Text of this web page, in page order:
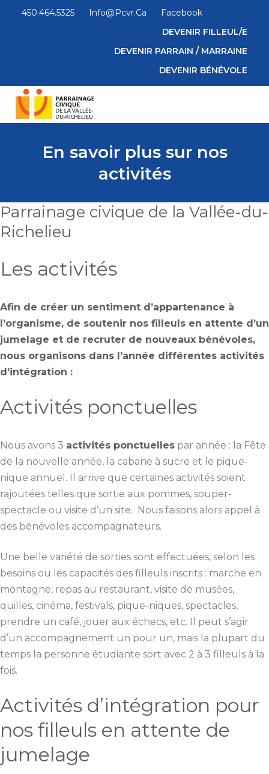
450.464.5325 Info@pcvr.ca
Facebook
DEVENIR FILLEUL/E
DEVENIR PARRAIN / MARRAINE
DEVENIR BÉNÉVOLE
En savoir plus sur nos
activités
Parrainage civique de la Vallée-du-
Richelieu
Les activités
Afin de créer un sentiment d’appartenance à
l’organisme, de soutenir nos filleuls en attente d’un
jumelage et de recruter de nouveaux bénévoles,
nous organisons dans l’année différentes activités
d’intégration :
Activités ponctuelles
Nous avons 3 activités ponctuelles par année : la Fête
de la nouvelle année, la cabane à sucre et le pique-
nique annuel. Il arrive que certaines activités soient
rajoutées telles que sortie aux pommes, souper-
spectacle ou visite d’un site. Nous faisons alors appel à
des bénévoles accompagnateurs.
Une belle variété de sorties sont effectuées, selon les
besoins ou les capacités des filleuls inscrits : marche en
montagne, repas au restaurant, visite de musées,
quilles, cinéma, festivals, pique-niques, spectacles,
prendre un café, jouer aux échecs, etc. Il peut s’agir
d’un accompagnement un pour un, mais la plupart du
temps la personne étudiante sort avec 2 à 3 filleuls à la
fois.
Activités d’intégration pour
nos filleuls en attente de
jumelage